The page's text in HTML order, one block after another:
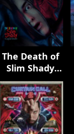
The Death of
Slim Shady
(Coup De
Grâce)